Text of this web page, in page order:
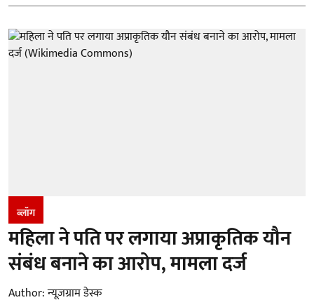
ब्लॉग
महिला ने पति पर लगाया अप्राकृतिक यौन
संबंध बनाने का आरोप, मामला दर्ज
Author:न्यूज़ग्राम डेस्क